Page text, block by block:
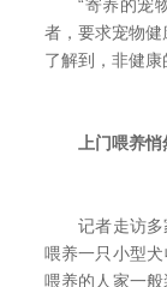
“寄养的宠物
者，要求宠物
了解到，非健
上门喂养悄
记者走访多家
喂养一只小型
喂养的人家一